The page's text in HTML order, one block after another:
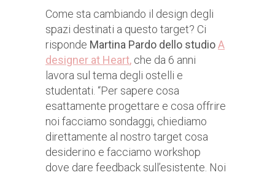
Come sta cambiando il design degli
spazi destinati a questo target? Ci
risponde Martina Pardo dello studioA
designer at Heart, che da 6 anni
lavora sul tema degli ostelli e
studentati. “Per sapere cosa
esattamente progettare e cosa offrire
noi facciamo sondaggi, chiediamo
direttamente al nostro target cosa
desiderino e facciamo workshop
dove dare feedback sull’esistente. Noi